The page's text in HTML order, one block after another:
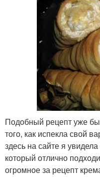
Подобный рецепт уже
того, как испекла свой
здесь на сайте я
который отлично
огромное за рецепт